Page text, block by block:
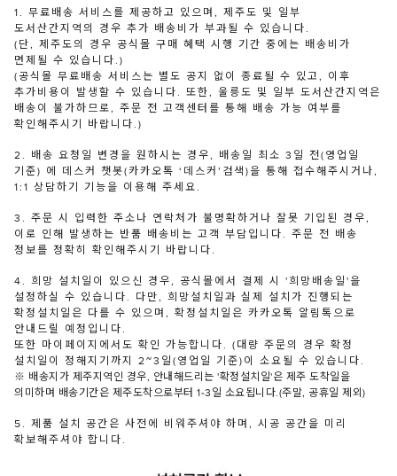
1. 무료배송 서비스를 제공하고 있으며, 제주도 및 일부
도서산간지역의 경우 추가 배송비가 부과될 수 있습니다.
(단, 제주도의 경우 공식몰 구매 혜택 시행 기간 중에는 배송비가
면제될 수 있습니다.)
(공식몰 무료배송 서비스는 별도 공지 없이 종료될 수 있고, 이후
추가비용이 발생할 수 있습니다. 또한, 울릉도 및 일부 도서산간지역은
배송이 불가하므로, 주문 전 고객센터를 통해 배송 가능 여부를
확인해주시기 바랍니다.)
2. 배송 요청일 변경을 원하시는 경우, 배송일 최소 3일 전(영업일
기준) 에 데스커 챗봇(카카오톡 ‘데스커’검색)을 통해 접수해주시거나,
1:1 상담하기 기능을 이용해 주세요.
3. 주문 시 입력한 주소나 연락처가 불명확하거나 잘못 기입된 경우,
이로 인해 발생하는 반품 배송비는 고객 부담입니다. 주문 전 배송
정보를 정확히 확인해주시기 바랍니다.
4. 희망 설치일이 있으신 경우, 공식몰에서 결제 시 '희망배송일'을
설정하실 수 있습니다. 다만, 희망설치일과 실제 설치가 진행되는
확정설치일은 다를 수 있으며, 확정설치일은 카카오톡 알림톡으로
안내드릴 예정입니다.
또한 마이페이지에서도 확인 가능합니다. (대량 주문의 경우 확정
설치일이 정해지기까지 2~3일(영업일 기준)이 소요될 수 있습니다.
※ 배송지가 제주지역인 경우, 안내해드리는 '확정설치일'은 제주 도착일을
의미하며 배송기간은 제주도착으로부터 1-3일 소요됩니다.(주말, 공휴일 제외)
5. 제품 설치 공간은 사전에 비워주셔야 하며, 시공 공간을 미리
확보해주셔야 합니다.